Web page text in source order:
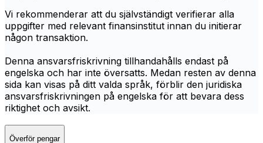
Vi rekommenderar att du självständigt verifierar alla
uppgifter med relevant finansinstitut innan du initierar
någon transaktion.
Denna ansvarsfriskrivning tillhandahålls endast på
engelska och har inte översatts. Medan resten av denna
sida kan visas på ditt valda språk, förblir den juridiska
ansvarsfriskrivningen på engelska för att bevara dess
riktighet och avsikt.
Överför pengar